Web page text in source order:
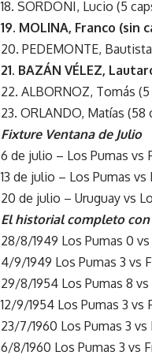
18. SORDONI, Lucio (5
19. MOLINA, Franco (sin
20. PEDEMONTE,
21. BAZÁN VÉLEZ,
22. ALBORNOZ, Tomás (5
23. ORLANDO, Matías (58
Fixture Ventana de Julio
6 de julio – Los Pumas vs
13 de julio – Los Pumas vs
20 de julio – Uruguay vs
El historial completo con
28/8/1949 Los Pumas 0 vs
4/9/1949 Los Pumas 3 vs
29/8/1954 Los Pumas 8
12/9/1954 Los Pumas 3 vs
23/7/1960 Los Pumas 3 vs
6/8/1960 Los Pumas 3 vs